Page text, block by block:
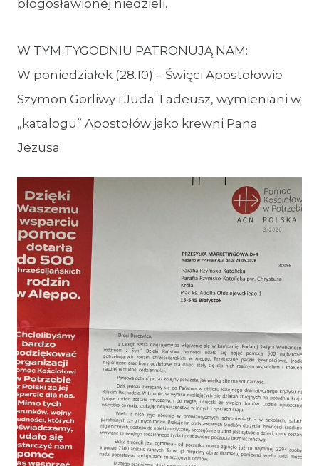
błogosławionej niedzieli.
W TYM TYGODNIU PATRONUJĄ NAM:
W poniedziałek (28.10) – Święci Apostołowie
Szymon Gorliwy i Juda Tadeusz, wymieniani w
„katalogu” Apostołów jako krewni Pana
Jezusa.